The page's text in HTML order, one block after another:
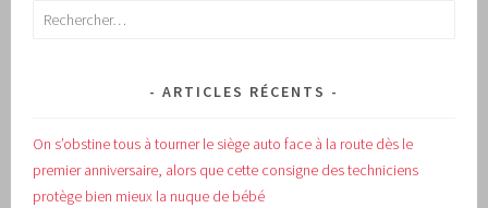
Rechercher :
ARTICLES RÉCENTS
On s’obstine tous à tourner le siège auto face à la route dès le
premier anniversaire, alors que cette consigne des techniciens
protège bien mieux la nuque de bébé